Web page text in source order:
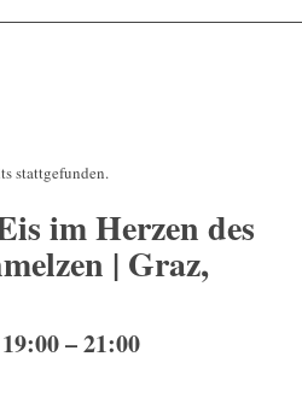
stattgefunden.
im Herzen des
| Graz,
–21:00